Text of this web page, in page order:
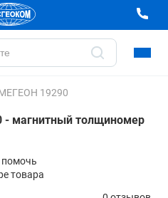
19290
магнитный толщиномер
помочь
товара